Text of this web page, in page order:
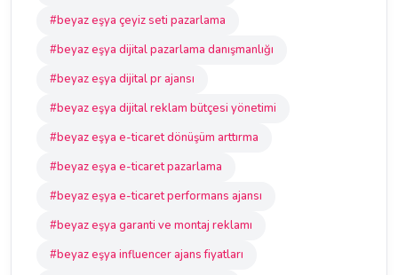
#beyaz eşya çeyiz seti pazarlama
#beyaz eşya dijital pazarlama danışmanlığı
#beyaz eşya dijital pr ajansı
#beyaz eşya dijital reklam bütçesi yönetimi
#beyaz eşya e-ticaret dönüşüm arttırma
#beyaz eşya e-ticaret pazarlama
#beyaz eşya e-ticaret performans ajansı
#beyaz eşya garanti ve montaj reklamı
#beyaz eşya influencer ajans fiyatları